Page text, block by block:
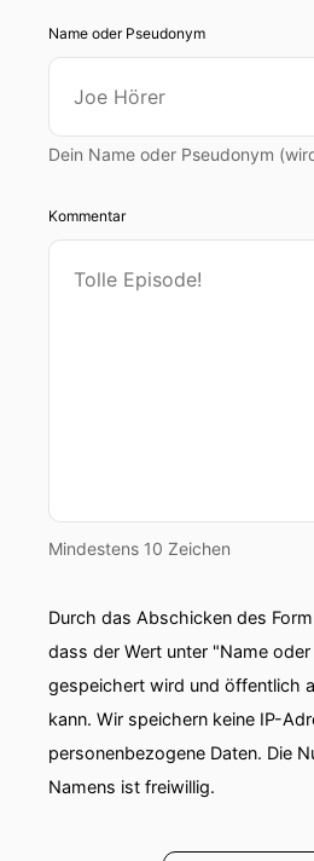
Name oder Pseudonym
Dein Name oder Pseudonym
Kommentar
Mindestens 10 Zeichen
Durch das Abschicken des
dass der Wert unter "Name
gespeichert wird und öffentlich
kann. Wir speichern keine IP-
personenbezogene Daten. Die
Namens ist freiwillig.